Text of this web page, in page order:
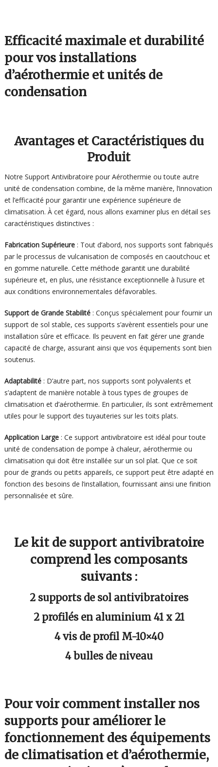
Efficacité maximale et durabilité
pour vos installations
d’aérothermie et unités de
condensation
Avantages et Caractéristiques du
Produit
Notre Support Antivibratoire pour Aérothermie ou toute autre
unité de condensation combine, de la même manière, l’innovation
et l’efficacité pour garantir une expérience supérieure de
climatisation. À cet égard, nous allons examiner plus en détail ses
caractéristiques distinctives :
Fabrication Supérieure: Tout d’abord, nos supports sont fabriqués
par le processus de vulcanisation de composés en caoutchouc et
en gomme naturelle. Cette méthode garantit une durabilité
supérieure et, en plus, une résistance exceptionnelle à l’usure et
aux conditions environnementales défavorables.
Support de Grande Stabilité: Conçus spécialement pour fournir un
support de sol stable, ces supports s’avèrent essentiels pour une
installation sûre et efficace. Ils peuvent en fait gérer une grande
capacité de charge, assurant ainsi que vos équipements sont bien
soutenus.
Adaptabilité: D’autre part, nos supports sont polyvalents et
s’adaptent de manière notable à tous types de groupes de
climatisation et d’aérothermie. En particulier, ils sont extrêmement
utiles pour le support des tuyauteries sur les toits plats.
Application Large: Ce support antivibratoire est idéal pour toute
unité de condensation de pompe à chaleur, aérothermie ou
climatisation qui doit être installée sur un sol plat. Que ce soit
pour de grands ou petits appareils, ce support peut être adapté en
fonction des besoins de l’installation, fournissant ainsi une finition
personnalisée et sûre.
Le kit de support antivibratoire
comprend les composants
suivants :
2 supports de sol antivibratoires
2 profilés en aluminium 41 x 21
4 vis de profil M-10×40
4 bulles de niveau
Pour voir comment installer nos
supports pour améliorer le
fonctionnement des équipements
de climatisation et d’aérothermie,